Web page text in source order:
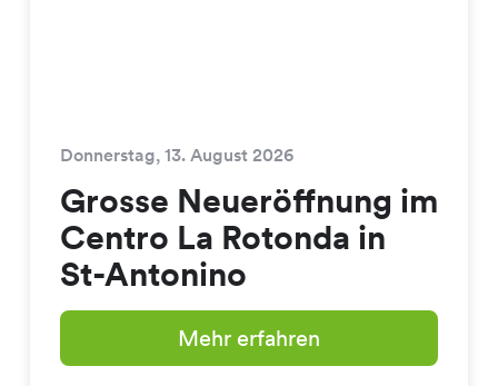
Donnerstag, 13. August 2026
Grosse Neueröffnung im
Centro La Rotonda in
St-Antonino
Mehr erfahren